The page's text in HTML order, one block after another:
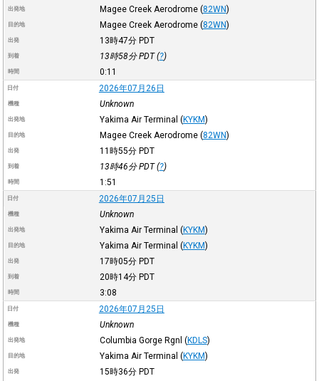
出発地 Magee Creek Aerodrome (82WN)
目的地 Magee Creek Aerodrome (82WN)
出発 13時47分 PDT
到着 13時58分PDT(?)
時間 0:11
日付 2026年07月26日
機種 Unknown
出発地 Yakima Air Terminal (KYKM)
目的地 Magee Creek Aerodrome (82WN)
出発 11時55分 PDT
到着 13時46分PDT(?)
時間 1:51
日付 2026年07月25日
機種 Unknown
出発地 Yakima Air Terminal (KYKM)
目的地 Yakima Air Terminal (KYKM)
出発 17時05分 PDT
到着 20時14分 PDT
時間 3:08
日付 2026年07月25日
機種 Unknown
出発地 Columbia Gorge Rgnl (KDLS)
目的地 Yakima Air Terminal (KYKM)
出発 15時36分 PDT